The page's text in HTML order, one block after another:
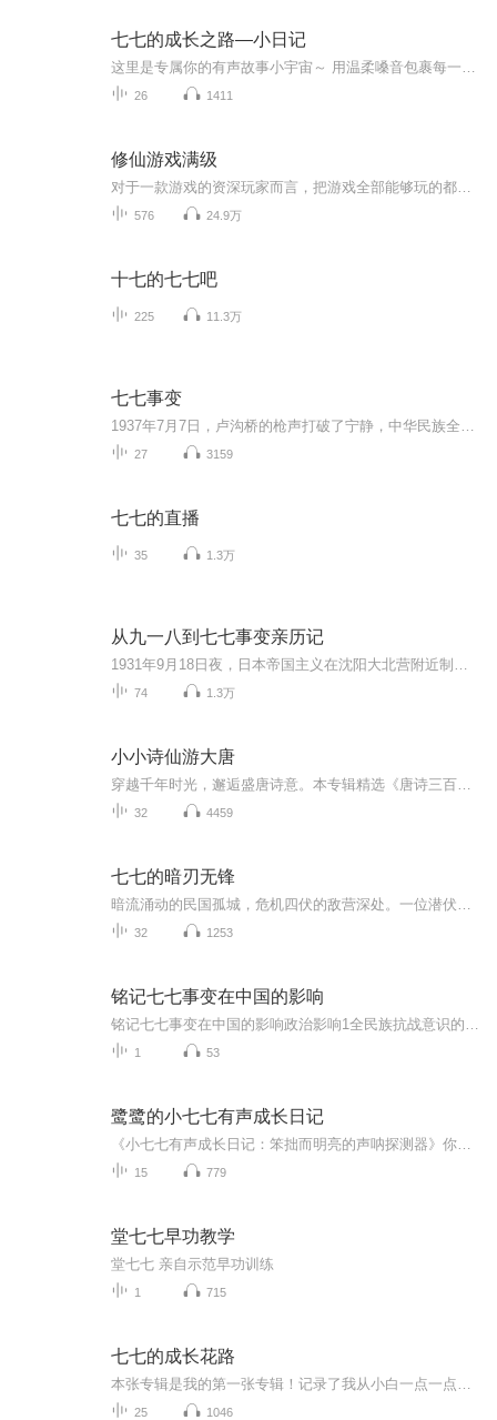
七七的成长之路—小日记
26 1411
修仙游戏满级
576 24.9万
十七的七七吧
225 11.3万
七七事变
27 3159
七七的直播
35 1.3万
从九一八到七七事变亲历记
74 1.3万
小小诗仙游大唐
32 4459
七七的暗刃无锋
32 1253
铭记七七事变在中国的影响
1 53
鹭鹭的小七七有声成长日记
15 779
堂七七早功教学
堂七七 亲自示范早功训练
1 715
七七的成长花路
25 1046